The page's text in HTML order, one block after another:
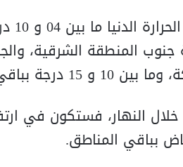
و 21 درجة جنوب المنطقة
بباقي المناطق.
خلال النهار، فستكون في
بباقي المناطق.